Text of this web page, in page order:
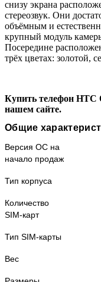
снизу экрана
стереозвук. Они
объёмным и
крупный модуль
Посередине
трёх цветах: золотой,
Купить телефон HTC
нашем сайте.
Общие
Версия ОС на
начало продаж
Тип корпуса
Количество
SIM-карт
Тип SIM-карты
Вес